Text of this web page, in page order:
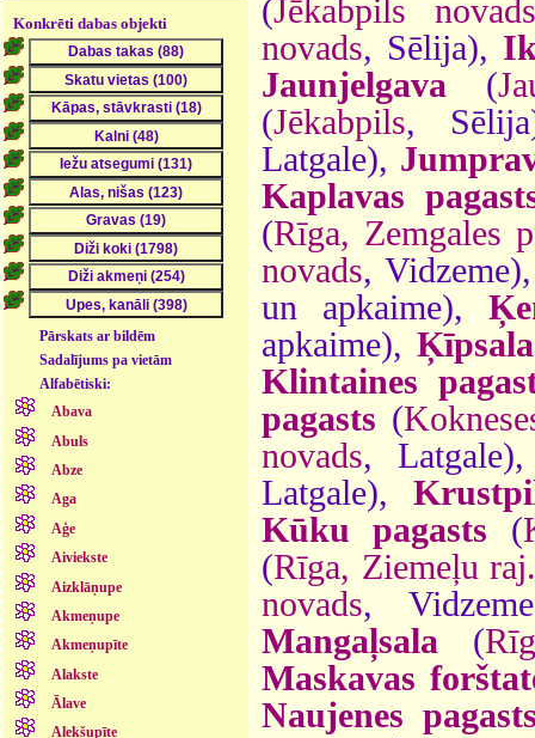
Konkrēti dabas objekti
Pārskats ar bildēm
Sadalījums pa vietām
Alfabētiski:
Abava
Abuls
Abze
Aga
Aģe
Aiviekste
Aizklāņupe
Akmeņupe
Akmeņupīte
Alakste
Ālave
Alekšupīte
(Jēkabpils novads
novads, Sēlija),
Jaunjelgava (
(Jēkabpils,
Latgale),
Kaplavas
(Rīga, Zemgales
novads,
un apkaime),
apkaime),Ķīpsala
Klintaines
pagasts (
novads,
Latgale),
Kūku pagasts (
(Rīga, Ziemeļu
novads,
Mangaļsala (
Maskavas
Naujenes